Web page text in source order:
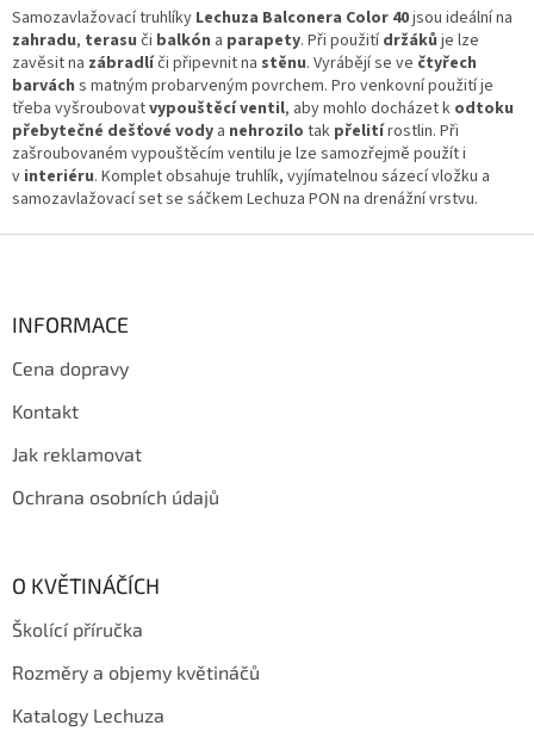
l
á
d
a
c
í
p
r
v
y
Samozavlažovací truhlíky Lechuza Balconera Color 40jsou ideální na
zahradu, terasu či balkón a parapety. Při použitídržáků je lze
zavěsit na zábradlíči připevnit na stěnu. Vyrábějí se ve čtyřech
barvách s matným probarveným povrchem. Pro venkovní použití je
třeba vyšroubovatvypouštěcí ventil, aby mohlo docházet k odtoku
přebytečné dešťové vody a nehrozilo tak přelitírostlin. Při
zašroubovaném vypouštěcím ventilu je lze samozřejmě použít i
v interiéru. Komplet obsahuje truhlík, vyjímatelnou sázecí vložku a
samozavlažovací set se sáčkem Lechuza PON na drenážní vrstvu.
INFORMACE
Cena dopravy
Kontakt
Jak reklamovat
Ochrana osobních údajů
O KVĚTINÁČÍCH
Školící příručka
Rozměry a objemy květináčů
Katalogy Lechuza